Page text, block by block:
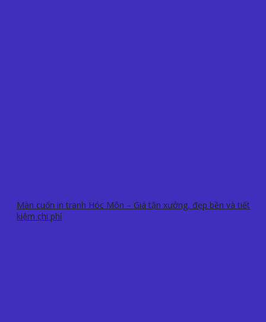
Màn cuốn in tranh Hóc Môn – Giá tận xưởng, đẹp bền và tiết
kiệm chi phí